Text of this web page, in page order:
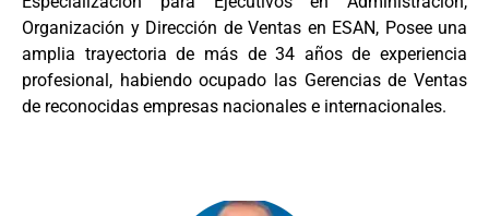
Organización y Dirección de Ventas en ESAN, Posee una
amplia trayectoria de más de 34 años de experiencia
profesional, habiendo ocupado las Gerencias de Ventas
de reconocidas empresas nacionales e internacionales.